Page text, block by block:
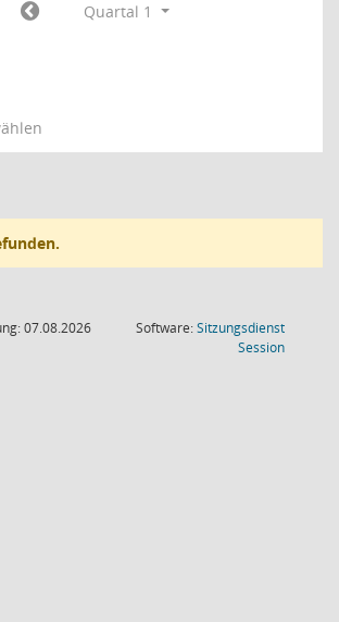
Quartal 1
07.08.2026
Software:Sitzungsdienst
Session(Wird in